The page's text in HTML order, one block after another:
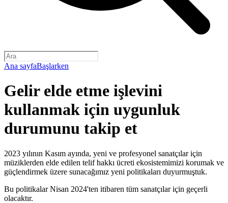
Ana sayfaBaşlarken
Gelir elde etme işlevini
kullanmak için uygunluk
durumunu takip et
2023 yılının Kasım ayında, yeni ve profesyonel sanatçılar için
müziklerden elde edilen telif hakkı ücreti ekosistemimizi korumak ve
güçlendirmek üzere sunacağımız yeni politikaları duyurmuştuk.
Bu politikalar Nisan 2024'ten itibaren tüm sanatçılar için geçerli
olacaktır.